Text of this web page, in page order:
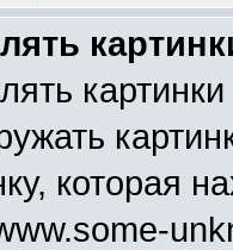
которая